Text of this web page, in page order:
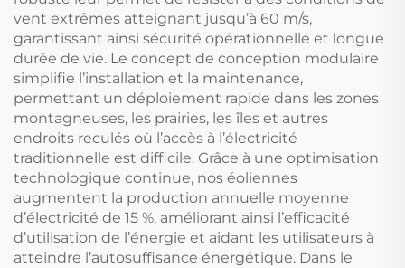
vent extrêmes atteignant jusqu’à 60 m/s,
garantissant ainsi sécurité opérationnelle et longue
durée de vie. Le concept de conception modulaire
simplifie l’installation et la maintenance,
permettant un déploiement rapide dans les zones
montagneuses, les prairies, les îles et autres
endroits reculés où l’accès à l’électricité
traditionnelle est difficile. Grâce à une optimisation
technologique continue, nos éoliennes
augmentent la production annuelle moyenne
d’électricité de 15 %, améliorant ainsi l’efficacité
d’utilisation de l’énergie et aidant les utilisateurs à
atteindre l’autosuffisance énergétique. Dans le